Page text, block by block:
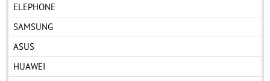
ELEPHONE
SAMSUNG
ASUS
HUAWEI